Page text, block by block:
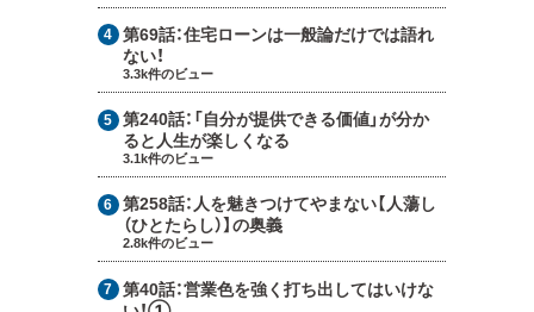
第69話：住宅ローンは一般論だけでは語れ
ない！
3.3k件のビュー
第240話： 「自分が提供できる価値」が分か
ると人生が楽しくなる
3.1k件のビュー
第258話： 人を魅きつけてやまない【人蕩し
（ひとたらし）】の奥義
2.8k件のビュー
第40話：営業色を強く打ち出してはいけな